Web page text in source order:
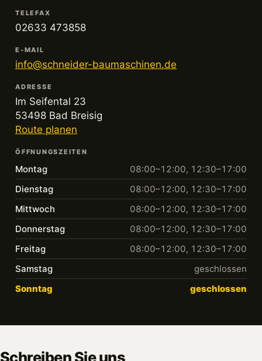
TELEFAX
02633 473858
E-MAIL
info@schneider-baumaschinen.de
ADRESSE
Im Seifental 23
53498 Bad Breisig
Route planen
ÖFFNUNGSZEITEN
Montag
08:00–12:00, 12:30–17:00
Dienstag
08:00–12:00, 12:30–17:00
Mittwoch
08:00–12:00, 12:30–17:00
Donnerstag
08:00–12:00, 12:30–17:00
Freitag
08:00–12:00, 12:30–17:00
Samstag
geschlossen
Sonntag
geschlossen
Schreiben Sie uns